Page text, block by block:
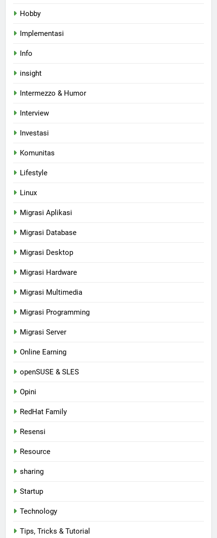
Hobby
Implementasi
Info
insight
Intermezzo & Humor
Interview
Investasi
Komunitas
Lifestyle
Linux
Migrasi Aplikasi
Migrasi Database
Migrasi Desktop
Migrasi Hardware
Migrasi Multimedia
Migrasi Programming
Migrasi Server
Online Earning
openSUSE & SLES
Opini
RedHat Family
Resensi
Resource
sharing
Startup
Technology
Tips, Tricks & Tutorial